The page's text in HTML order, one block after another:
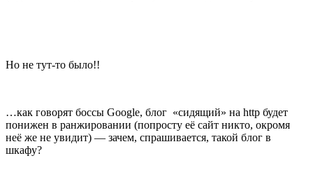
Но не тут-то было!!
…как говорят боссы Google, блог «сидящий» на http будет
понижен в ранжировании (попросту её сайт никто, окромя
неё же не увидит) — зачем, спрашивается, такой блог в
шкафу?